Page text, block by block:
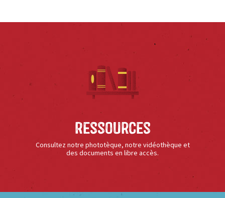
Ressources
Consultez notre phototèque, notre vidéothèque et
des documents en libre accès.